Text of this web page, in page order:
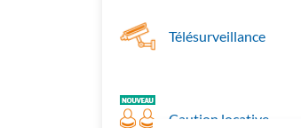
Télésurveillance
Caution locative